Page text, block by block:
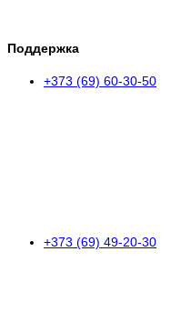
Поддержка
+373 (69) 60-30-50
+373 (69) 49-20-30